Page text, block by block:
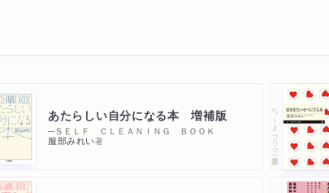
あたらしい自分になる本 増補版
─ＳＥＬＦ ＣＬＥＡＮＩＮＧ ＢＯＯＫ
服部みれい著 ちくまプリマー新書